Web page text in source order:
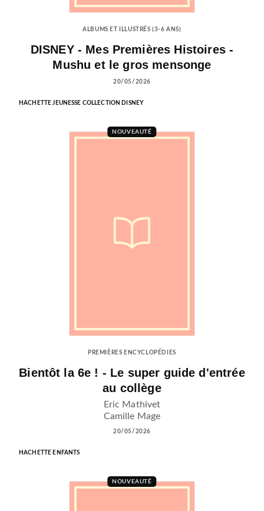
ALBUMS ET ILLUSTRÉS (3-6 ANS)
DISNEY - Mes Premières Histoires -
Mushu et le gros mensonge
20/05/2026
HACHETTE JEUNESSE COLLECTION DISNEY
NOUVEAUTÉ
PREMIÈRES ENCYCLOPÉDIES
Bientôt la 6e ! - Le super guide d'entrée
au collège
Eric Mathivet
Camille Mage
20/05/2026
HACHETTE ENFANTS
NOUVEAUTÉ